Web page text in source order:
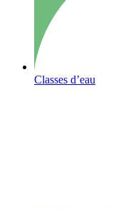
Classes d’eau